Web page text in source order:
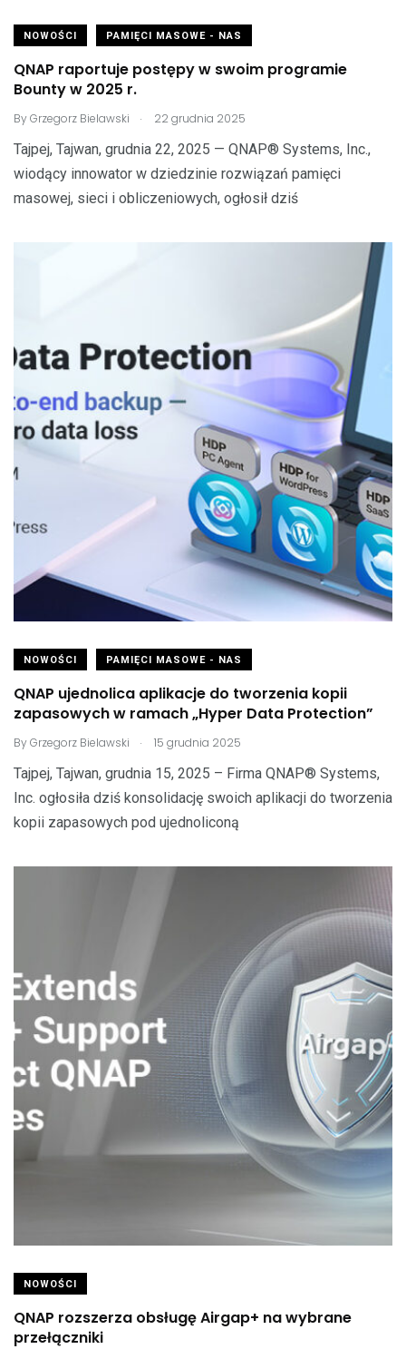
NOWOŚCI PAMIĘCI MASOWE - NAS
QNAP raportuje postępy w swoim programie
Bounty w 2025 r.
ByGrzegorz Bielawski . 22 grudnia 2025
Tajpej, Tajwan, grudnia 22, 2025 — QNAP® Systems, Inc.,
wiodący innowator w dziedzinie rozwiązań pamięci
masowej, sieci i obliczeniowych, ogłosił dziś
NOWOŚCI PAMIĘCI MASOWE - NAS
QNAP ujednolica aplikacje do tworzenia kopii
zapasowych w ramach „Hyper Data Protection”
ByGrzegorz Bielawski . 15 grudnia 2025
Tajpej, Tajwan, grudnia 15, 2025 – Firma QNAP® Systems,
Inc. ogłosiła dziś konsolidację swoich aplikacji do tworzenia
kopii zapasowych pod ujednoliconą
NOWOŚCI
QNAP rozszerza obsługę Airgap+ na wybrane
przełączniki